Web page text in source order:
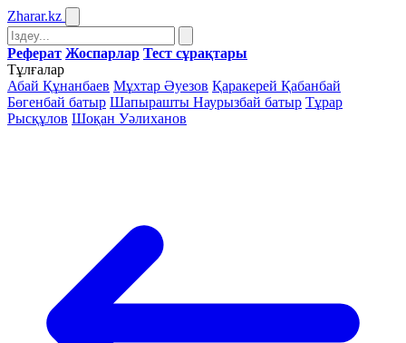
Zharar.kz
Реферат Жоспарлар Тест сұрақтары
Тұлғалар
Абай Құнанбаев Мұхтар Әуезов Қаракерей Қабанбай
Бөгенбай батыр Шапырашты Наурызбай батыр Тұрар
Рысқұлов Шоқан Уәлиханов